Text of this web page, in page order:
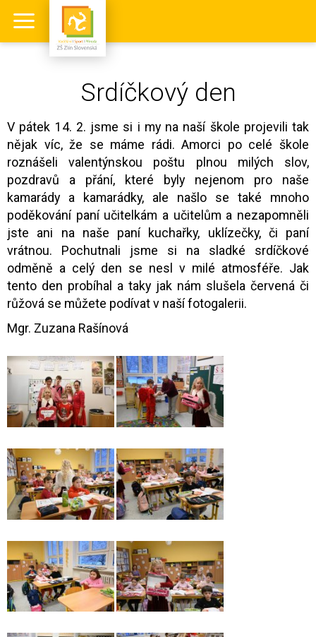
Srdíčkový den
V pátek 14. 2. jsme si i my na naší škole projevili tak
nějak víc, že se máme rádi. Amorci po celé škole
roznášeli valentýnskou poštu plnou milých slov,
pozdravů a přání, které byly nejenom pro naše
kamarády a kamarádky, ale našlo se také mnoho
poděkování paní učitelkám a učitelům a nezapomněli
jste ani na naše paní kuchařky, uklízečky, či paní
vrátnou. Pochutnali jsme si na sladké srdíčkové
odměně a celý den se nesl v milé atmosféře. Jak
tento den probíhal a taky jak nám slušela červená či
růžová se můžete podívat v naší fotogalerii.
Mgr. Zuzana Rašínová